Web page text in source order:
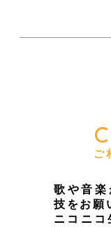
ご
歌や音楽
技をお願
ニコニコ